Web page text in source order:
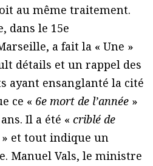
au même traitement.
dans le 15e
a fait la « Une »
détails et un rappel des
ayant ensanglanté la cité
ce « 6e mort de l’année »
Il a été « criblé de
» et tout indique un
Manuel Vals, le ministre